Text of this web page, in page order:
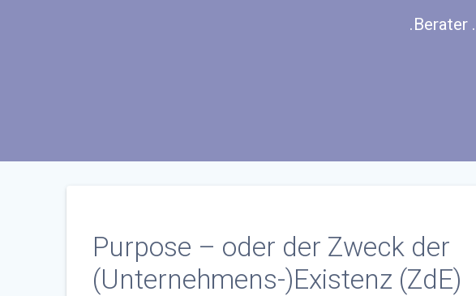
.Berater
Purpose – oder der Zweck der
(Unternehmens-)Existenz (ZdE)